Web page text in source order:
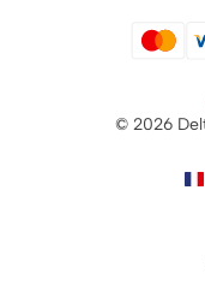
© 2026